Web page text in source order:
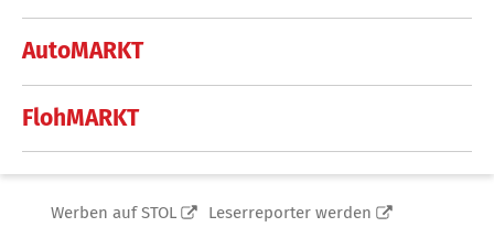
AutoMARKT
FlohMARKT
Werben auf STOL
Leserreporter werden